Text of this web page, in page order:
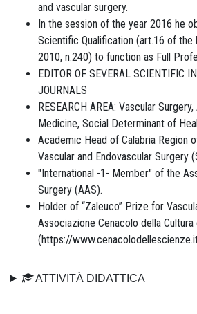
and vascular surgery.
In the session of the year 2016 he
Scientific Qualification (art.16 of
2010, n.240) to function as Full
EDITOR OF SEVERAL SCIENTIFIC
JOURNALS
RESEARCH AREA: Vascular
Medicine, Social Determinant of
Academic Head of Calabria Region
Vascular and Endovascular Surgery
"International -1- Member" of the
Surgery (AAS).
Holder of “Zaleuco” Prize for
Associazione Cenacolo della
(https://
ATTIVITÀ DIDATTICA